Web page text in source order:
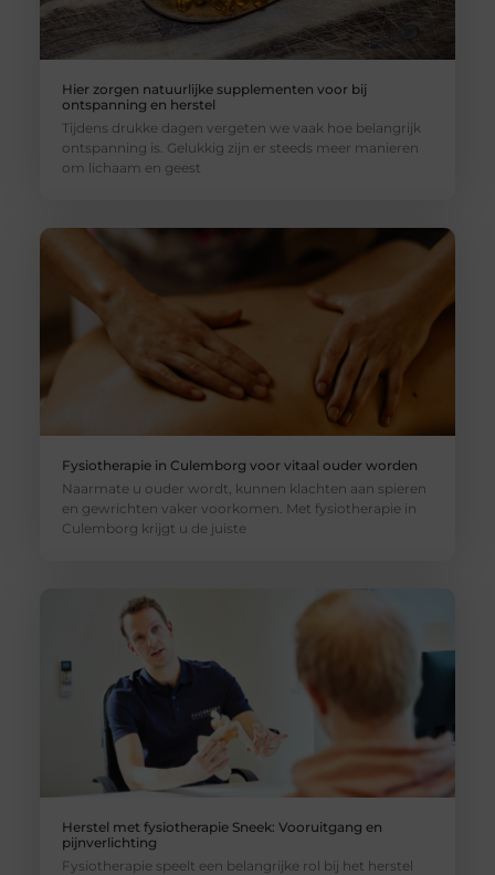
Hier zorgen natuurlijke supplementen voor bij
ontspanning en herstel
Tijdens drukke dagen vergeten we vaak hoe belangrijk
ontspanning is. Gelukkig zijn er steeds meer manieren
om lichaam en geest
Fysiotherapie in Culemborg voor vitaal ouder worden
Naarmate u ouder wordt, kunnen klachten aan spieren
en gewrichten vaker voorkomen. Met fysiotherapie in
Culemborg krijgt u de juiste
Herstel met fysiotherapie Sneek: Vooruitgang en
pijnverlichting
Fysiotherapie speelt een belangrijke rol bij het herstel